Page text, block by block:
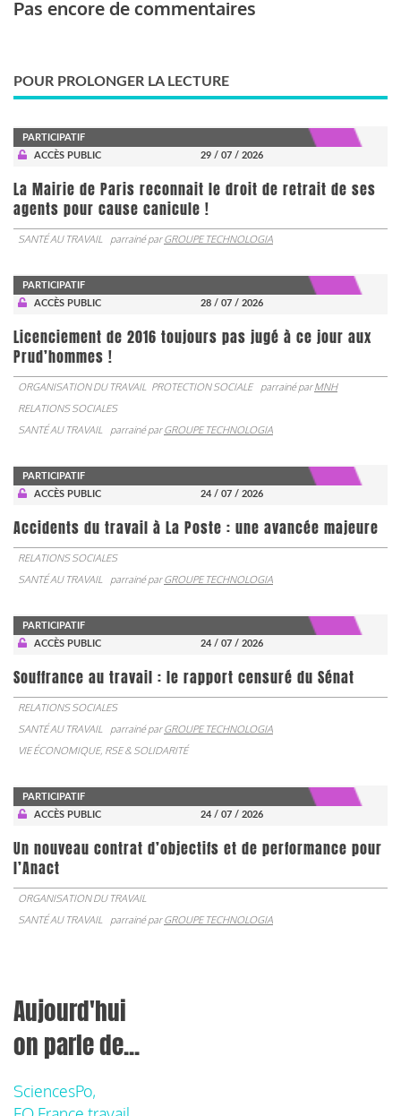
Pas encore de commentaires
POUR PROLONGER LA LECTURE
PARTICIPATIF
ACCÈS PUBLIC
29 / 07 / 2026
La Mairie de Paris reconnait le droit de retrait de ses
agents pour cause canicule !
SANTÉ AU TRAVAIL parrainé parGROUPE TECHNOLOGIA
PARTICIPATIF
ACCÈS PUBLIC
28 / 07 / 2026
Licenciement de 2016 toujours pas jugé à ce jour aux
Prud’hommes !
ORGANISATION DU TRAVAIL PROTECTION SOCIALE parrainé parMNH
RELATIONS SOCIALES
SANTÉ AU TRAVAIL
parrainé parGROUPE TECHNOLOGIA
PARTICIPATIF
ACCÈS PUBLIC
24 / 07 / 2026
Accidents du travail à La Poste : une avancée majeure
RELATIONS SOCIALES
SANTÉ AU TRAVAIL
parrainé parGROUPE TECHNOLOGIA
PARTICIPATIF
ACCÈS PUBLIC
24 / 07 / 2026
Souffrance au travail : le rapport censuré du Sénat
RELATIONS SOCIALES
SANTÉ AU TRAVAIL
parrainé parGROUPE TECHNOLOGIA
VIE ÉCONOMIQUE, RSE & SOLIDARITÉ
PARTICIPATIF
ACCÈS PUBLIC
24 / 07 / 2026
Un nouveau contrat d’objectifs et de performance pour
l’Anact
ORGANISATION DU TRAVAIL
SANTÉ AU TRAVAIL
parrainé parGROUPE TECHNOLOGIA
Aujourd'hui
on parle de...
SciencesPo,